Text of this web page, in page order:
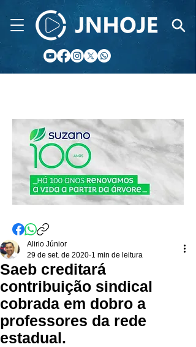
Saeb creditará
contribuição sindical
cobrada em dobro a
professores da rede
estadual.
Alirio Júnior
29 de set. de 2020 1 min de leitura